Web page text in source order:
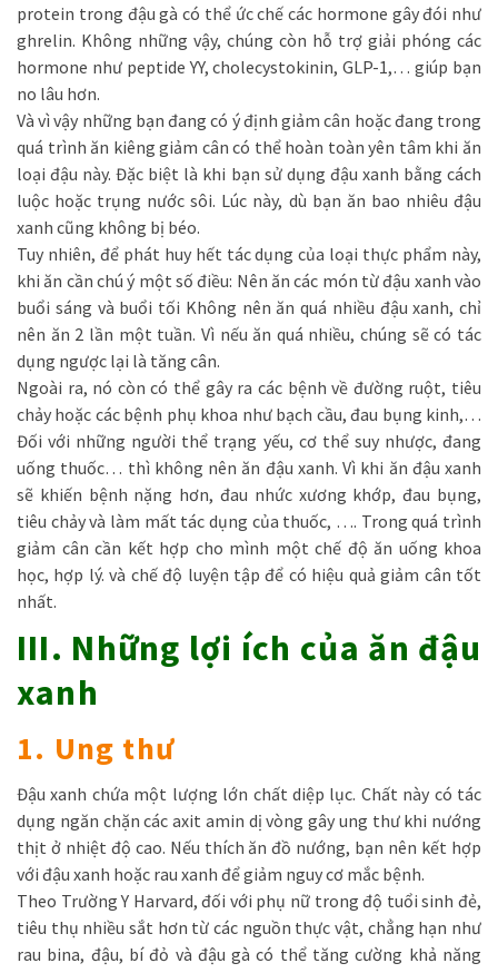
protein trong đậu gà có thể ức chế các hormone gây đói như
ghrelin. Không những vậy, chúng còn hỗ trợ giải phóng các
hormone như peptide YY, cholecystokinin, GLP-1,… giúp bạn
no lâu hơn.
Và vì vậy những bạn đang có ý định giảm cân hoặc đang trong
quá trình ăn kiêng giảm cân có thể hoàn toàn yên tâm khi ăn
loại đậu này. Đặc biệt là khi bạn sử dụng đậu xanh bằng cách
luộc hoặc trụng nước sôi. Lúc này, dù bạn ăn bao nhiêu đậu
xanh cũng không bị béo.
Tuy nhiên, để phát huy hết tác dụng của loại thực phẩm này,
khi ăn cần chú ý một số điều: Nên ăn các món từ đậu xanh vào
buổi sáng và buổi tối Không nên ăn quá nhiều đậu xanh, chỉ
nên ăn 2 lần một tuần. Vì nếu ăn quá nhiều, chúng sẽ có tác
dụng ngược lại là tăng cân.
Ngoài ra, nó còn có thể gây ra các bệnh về đường ruột, tiêu
chảy hoặc các bệnh phụ khoa như bạch cầu, đau bụng kinh,…
Đối với những người thể trạng yếu, cơ thể suy nhược, đang
uống thuốc… thì không nên ăn đậu xanh. Vì khi ăn đậu xanh
sẽ khiến bệnh nặng hơn, đau nhức xương khớp, đau bụng,
tiêu chảy và làm mất tác dụng của thuốc, …. Trong quá trình
giảm cân cần kết hợp cho mình một chế độ ăn uống khoa
học, hợp lý. và chế độ luyện tập để có hiệu quả giảm cân tốt
nhất.
III. Những lợi ích của ăn đậu
xanh
1. Ung thư
Đậu xanh chứa một lượng lớn chất diệp lục. Chất này có tác
dụng ngăn chặn các axit amin dị vòng gây ung thư khi nướng
thịt ở nhiệt độ cao. Nếu thích ăn đồ nướng, bạn nên kết hợp
với đậu xanh hoặc rau xanh để giảm nguy cơ mắc bệnh.
Theo Trường Y Harvard, đối với phụ nữ trong độ tuổi sinh đẻ,
tiêu thụ nhiều sắt hơn từ các nguồn thực vật, chẳng hạn như
rau bina, đậu, bí đỏ và đậu gà có thể tăng cường khả năng